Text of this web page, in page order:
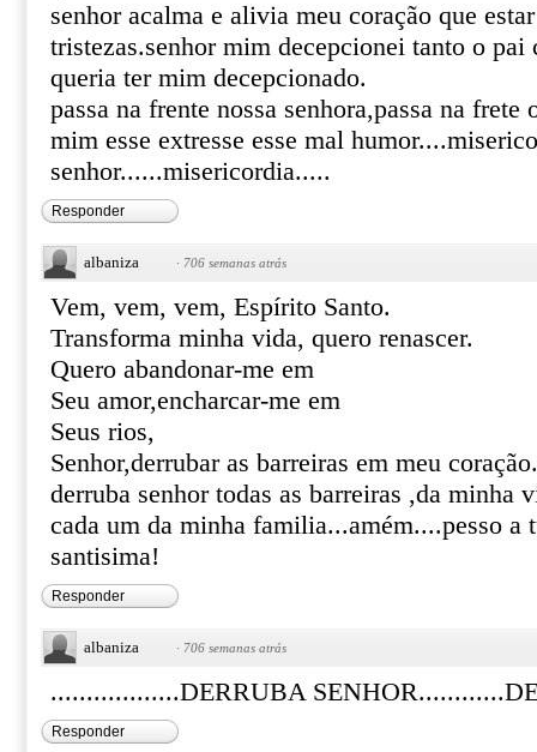
senhor acalma e alivia meu coração que
tristezas.senhor mim decepcionei tanto o pai
queria ter mim decepcionado.
passa na frente nossa senhora,passa na frete
mim esse extresse esse mal
senhor......misericordia.....
Responder
albaniza · 706 semanas atrás
Vem, vem, vem, Espírito Santo.
Transforma minha vida, quero renascer.
Quero abandonar-me em
Seu amor,encharcar-me em
Seus rios,
Senhor,derrubar as barreiras em meu coração.
derruba senhor todas as barreiras ,da minha
cada um da minha familia...amém....pesso a
santisima!
Responder
albaniza · 706 semanas atrás
..................DERRUBA
Responder